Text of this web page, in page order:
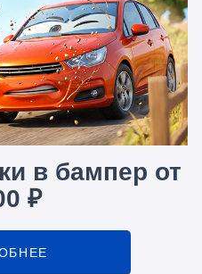
в бампер от
₽